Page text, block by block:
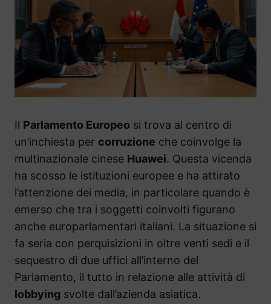
Il Parlamento Europeo si trova al centro di
un’inchiesta per corruzione che coinvolge la
multinazionale cinese Huawei. Questa vicenda
ha scosso le istituzioni europee e ha attirato
l’attenzione dei media, in particolare quando è
emerso che tra i soggetti coinvolti figurano
anche europarlamentari italiani. La situazione si
fa seria con perquisizioni in oltre venti sedi e il
sequestro di due uffici all’interno del
Parlamento, il tutto in relazione alle attività di
lobbying svolte dall’azienda asiatica.